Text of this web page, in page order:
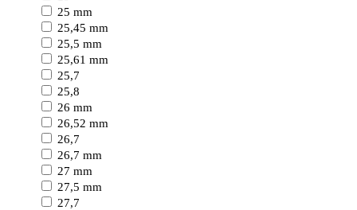
25 mm
25,45 mm
25,5 mm
25,61 mm
25,7
25,8
26 mm
26,52 mm
26,7
26,7 mm
27 mm
27,5 mm
27,7